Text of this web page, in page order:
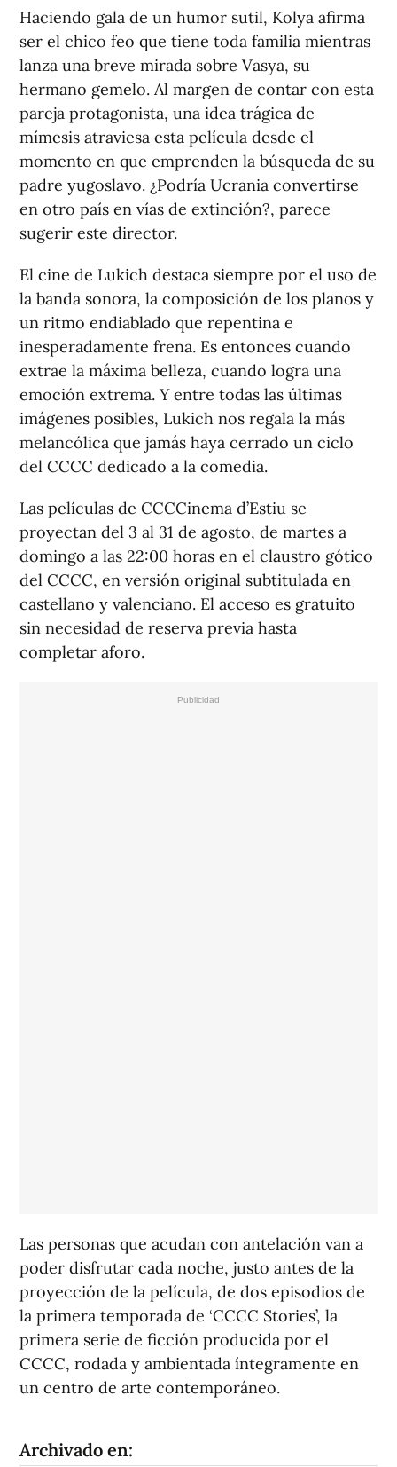
Haciendo gala de un humor sutil, Kolya afirma
ser el chico feo que tiene toda familia mientras
lanza una breve mirada sobre Vasya, su
hermano gemelo. Al margen de contar con esta
pareja protagonista, una idea trágica de
mímesis atraviesa esta película desde el
momento en que emprenden la búsqueda de su
padre yugoslavo. ¿Podría Ucrania convertirse
en otro país en vías de extinción?, parece
sugerir este director.
El cine de Lukich destaca siempre por el uso de
la banda sonora, la composición de los planos y
un ritmo endiablado que repentina e
inesperadamente frena. Es entonces cuando
extrae la máxima belleza, cuando logra una
emoción extrema. Y entre todas las últimas
imágenes posibles, Lukich nos regala la más
melancólica que jamás haya cerrado un ciclo
del CCCC dedicado a la comedia.
Las películas de CCCCinema d’Estiu se
proyectan del 3 al 31 de agosto, de martes a
domingo a las 22:00 horas en el claustro gótico
del CCCC, en versión original subtitulada en
castellano y valenciano. El acceso es gratuito
sin necesidad de reserva previa hasta
completar aforo.
Las personas que acudan con antelación van a
poder disfrutar cada noche, justo antes de la
proyección de la película, de dos episodios de
la primera temporada de ‘CCCC Stories’, la
primera serie de ficción producida por el
CCCC, rodada y ambientada íntegramente en
un centro de arte contemporáneo.
Archivado en: